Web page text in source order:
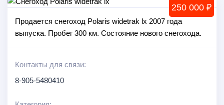
250 000 ₽
Продается снегоход Polaris widetrak lx 2007 года
выпуска. Пробег 300 км. Состояние нового снегохода.
Контакты для связи:
8-905-5480410